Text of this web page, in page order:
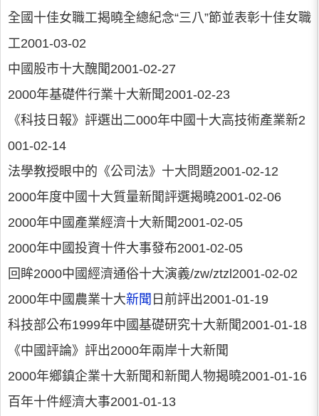
全國十佳女職工揭曉全總紀念“三八”節並表彰十佳女職
工2001-03-02
中國股市十大醜聞2001-02-27
2000年基礎件行業十大新聞2001-02-23
《科技日報》評選出二000年中國十大高技術產業新2
001-02-14
法學教授眼中的《公司法》十大問題2001-02-12
2000年度中國十大質量新聞評選揭曉2001-02-06
2000年中國產業經濟十大新聞2001-02-05
2000年中國投資十件大事發布2001-02-05
回眸2000中國經濟通俗十大演義/zw/ztzl2001-02-02
2000年中國農業十大新聞 日前評出2001-01-19
科技部公布1999年中國基礎研究十大新聞2001-01-18
《中國評論》評出2000年兩岸十大新聞
2000年鄉鎮企業十大新聞和新聞人物揭曉2001-01-16
百年十件經濟大事2001-01-13